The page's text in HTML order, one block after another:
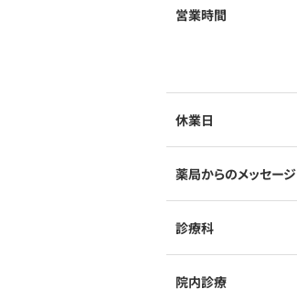
営業時間
休業日
薬局からのメッセージ
診療科
院内診療